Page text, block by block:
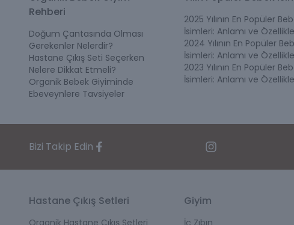
Battaniye, kundak ve örtüler
Ağız bezleri ve müslin ürünler
Özellikle yenidoğan döneminde kullanılan ürünlerin,
sırasında nefes alabilen, yumuşak dokulu ve doğal
Rehberi
Doğum Çantasında Olması
Gerekenler Nelerdir?
Hastane Çıkış Seti Seçerken
Nelere Dikkat Etmeli?
Organik Bebek Giyiminde
Ebeveynlere Tavsiyeler
2025 Yılının En Popüler
İsimleri: Anlamı ve
2024 Yılının En Popüler
İsimleri: Anlamı ve
2023 Yılının En Popüler
İsimleri: Anlamı ve
Bizi Takip Edin
Hastane Çıkış Setleri
Organik Hastane Çıkış Setleri
Giyim
İç Zıbın